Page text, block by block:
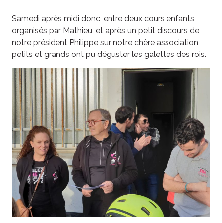
Samedi après midi donc, entre deux cours enfants
organisés par Mathieu, et après un petit discours de
notre président Philippe sur notre chère association,
petits et grands ont pu déguster les galettes des rois.